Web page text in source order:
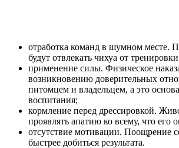
отработка команд в шумном месте.
будут отвлекать чихуа от
применение силы. Физическое
возникновению доверительных
питомцем и владельцем, а это
воспитания;
кормление перед дрессировкой.
проявлять апатию ко всему, что его
отсутствие мотивации. Поощрение
быстрее добиться результата.